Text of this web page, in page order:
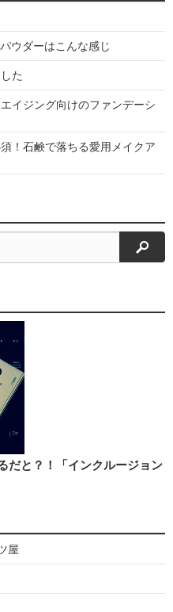
ウダーはこんな感じ
た
イジング向けのファンデーシ
！石鹸で落ちる愛用メイクア
検索
だと？！「インクルージョン
屋